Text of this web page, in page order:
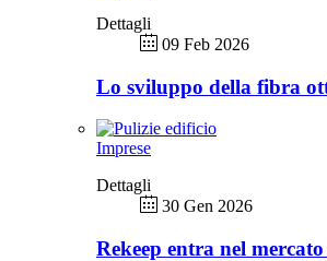
Dettagli
09 Feb 2026
Lo sviluppo della fibra
Imprese
Dettagli
30 Gen 2026
Rekeep entra nel